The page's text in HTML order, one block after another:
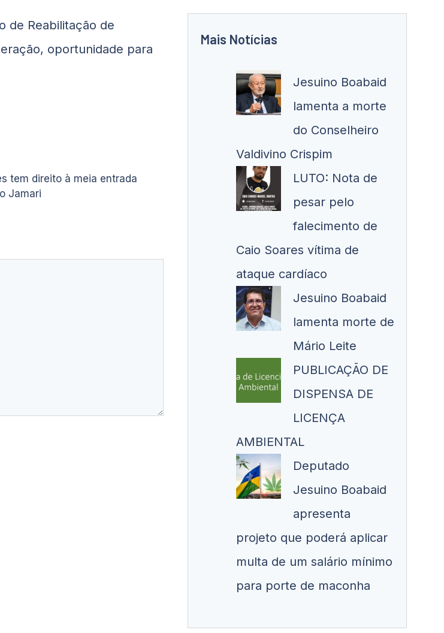
de Reabilitação de
oportunidade para
tem direito à meia entrada
Jamari
Mais Notícias
Jesuino Boabaid
lamenta a morte
do Conselheiro
Valdivino Crispim
LUTO: Nota de
pesar pelo
falecimento de
Caio Soares vítima de
ataque cardíaco
Jesuino Boabaid
lamenta morte de
Mário Leite
PUBLICAÇÃO DE
DISPENSA DE
LICENÇA
AMBIENTAL
Deputado
Jesuino Boabaid
apresenta
projeto que poderá aplicar
multa de um salário mínimo
para porte de maconha